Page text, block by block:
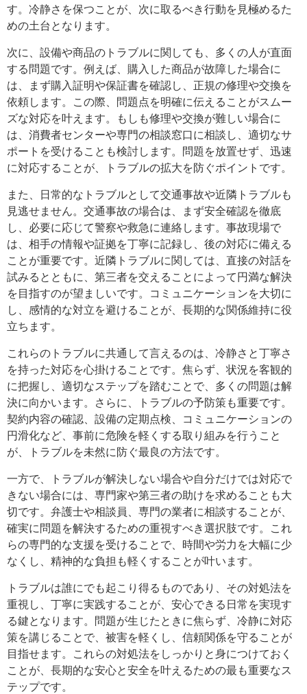
す。冷静さを保つことが、次に取るべき行動を見極めるた
めの土台となります。
次に、設備や商品のトラブルに関しても、多くの人が直面
する問題です。例えば、購入した商品が故障した場合に
は、まず購入証明や保証書を確認し、正規の修理や交換を
依頼します。この際、問題点を明確に伝えることがスムー
ズな対応を叶えます。もしも修理や交換が難しい場合に
は、消費者センターや専門の相談窓口に相談し、適切なサ
ポートを受けることも検討します。問題を放置せず、迅速
に対応することが、トラブルの拡大を防ぐポイントです。
また、日常的なトラブルとして交通事故や近隣トラブルも
見逃せません。交通事故の場合は、まず安全確認を徹底
し、必要に応じて警察や救急に連絡します。事故現場で
は、相手の情報や証拠を丁寧に記録し、後の対応に備える
ことが重要です。近隣トラブルに関しては、直接の対話を
試みるとともに、第三者を交えることによって円満な解決
を目指すのが望ましいです。コミュニケーションを大切に
し、感情的な対立を避けることが、長期的な関係維持に役
立ちます。
これらのトラブルに共通して言えるのは、冷静さと丁寧さ
を持った対応を心掛けることです。焦らず、状況を客観的
に把握し、適切なステップを踏むことで、多くの問題は解
決に向かいます。さらに、トラブルの予防策も重要です。
契約内容の確認、設備の定期点検、コミュニケーションの
円滑化など、事前に危険を軽くする取り組みを行うこと
が、トラブルを未然に防ぐ最良の方法です。
一方で、トラブルが解決しない場合や自分だけでは対応で
きない場合には、専門家や第三者の助けを求めることも大
切です。弁護士や相談員、専門の業者に相談することが、
確実に問題を解決するための重視すべき選択肢です。これ
らの専門的な支援を受けることで、時間や労力を大幅に少
なくし、精神的な負担も軽くすることが叶います。
トラブルは誰にでも起こり得るものであり、その対処法を
重視し、丁寧に実践することが、安心できる日常を実現す
る鍵となります。問題が生じたときに焦らず、冷静に対応
策を講じることで、被害を軽くし、信頼関係を守ることが
目指せます。これらの対処法をしっかりと身につけておく
ことが、長期的な安心と安全を叶えるための最も重要なス
テップです。